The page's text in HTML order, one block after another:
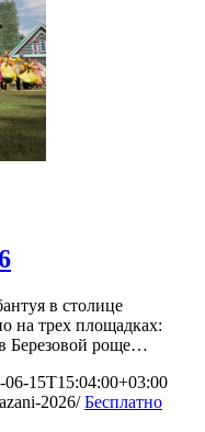
в столице
на трех площадках:
Березовой роще…
06-15T15:04:00+03:00
2026/ Бесплатно